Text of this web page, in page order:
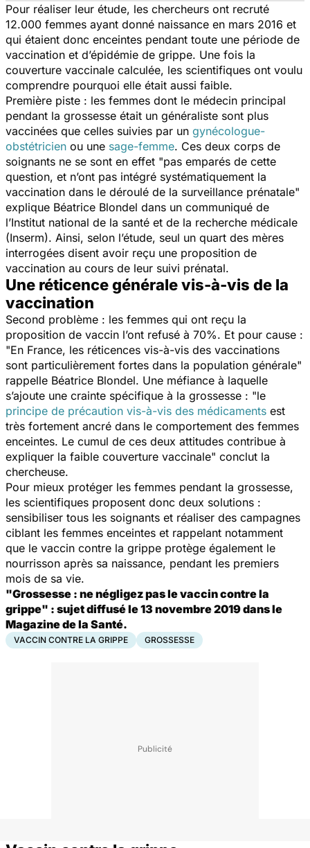
Pour réaliser leur étude, les chercheurs ont recruté
12.000 femmes ayant donné naissance en mars 2016 et
qui étaient donc enceintes pendant toute une période de
vaccination et d’épidémie de grippe. Une fois la
couverture vaccinale calculée, les scientifiques ont voulu
comprendre pourquoi elle était aussi faible.
Première piste : les femmes dont le médecin principal
pendant la grossesse était un généraliste sont plus
vaccinées que celles suivies par un gynécologue-
obstétricien ou une sage-femme. Ces deux corps de
soignants ne se sont en effet "pas emparés de cette
question, et n’ont pas intégré systématiquement la
vaccination dans le déroulé de la surveillance prénatale"
explique Béatrice Blondel dans un communiqué de
l’Institut national de la santé et de la recherche médicale
(Inserm). Ainsi, selon l’étude, seul un quart des mères
interrogées disent avoir reçu une proposition de
vaccination au cours de leur suivi prénatal.
Une réticence générale vis-à-vis de la
vaccination
Second problème : les femmes qui ont reçu la
proposition de vaccin l’ont refusé à 70%. Et pour cause :
"En France, les réticences vis-à-vis des vaccinations
sont particulièrement fortes dans la population générale"
rappelle Béatrice Blondel. Une méfiance à laquelle
s’ajoute une crainte spécifique à la grossesse : "le
principe de précaution vis-à-vis des médicaments est
très fortement ancré dans le comportement des femmes
enceintes. Le cumul de ces deux attitudes contribue à
expliquer la faible couverture vaccinale" conclut la
chercheuse.
Pour mieux protéger les femmes pendant la grossesse,
les scientifiques proposent donc deux solutions :
sensibiliser tous les soignants et réaliser des campagnes
ciblant les femmes enceintes et rappelant notamment
que le vaccin contre la grippe protège également le
nourrisson après sa naissance, pendant les premiers
mois de sa vie.
"Grossesse : ne négligez pas le vaccin contre la
grippe" : sujet diffusé le 13 novembre 2019 dans le
Magazine de la Santé.
VACCIN CONTRE LA GRIPPE GROSSESSE